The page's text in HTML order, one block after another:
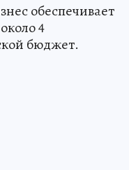
обеспечивает
4
бюджет.